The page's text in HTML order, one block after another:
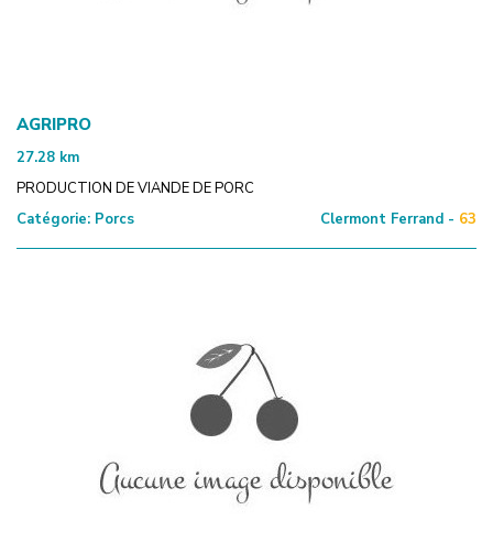
AGRIPRO
27.28 km
PRODUCTION DE VIANDE DE PORC
Catégorie: Porcs Clermont Ferrand - 63